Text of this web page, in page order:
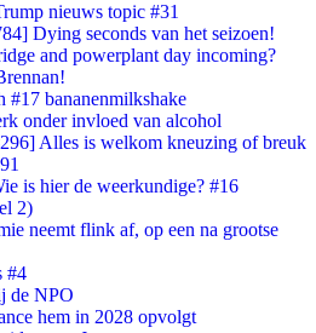
nieuws topic #31
Dying seconds van het seizoen!
and powerplant day incoming?
#17 bananenmilkshake
onder invloed van alcohol
Alles is welkom kneuzing of breuk
is hier de weerkundige? #16
2)
neemt flink af, op een na grootse
#4
de NPO
hem in 2028 opvolgt